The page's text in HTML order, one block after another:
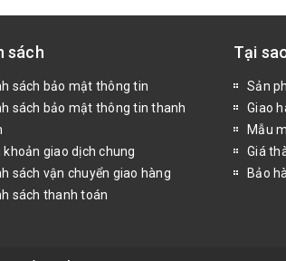
sách
sách bảo mật thông tin
sách bảo mật thông tin thanh
khoản giao dịch chung
sách vận chuyển giao hàng
sách thanh toán
Tại
Sản
Giao
Mẫu
Giá
Bảo